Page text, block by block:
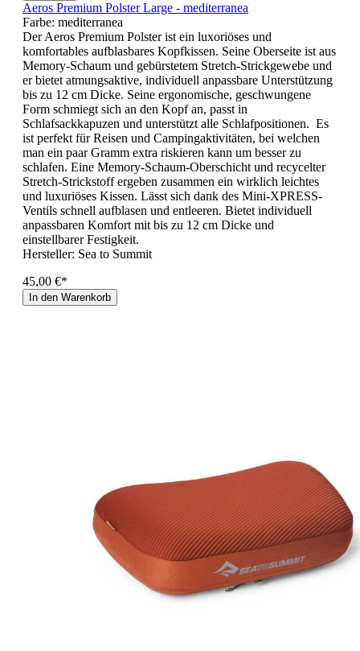
Aeros Premium Polster Large - mediterranea
Farbe: mediterranea
Der Aeros Premium Polster ist ein luxoriöses und
komfortables aufblasbares Kopfkissen. Seine Oberseite ist aus
Memory-Schaum und gebürstetem Stretch-Strickgewebe und
er bietet atmungsaktive, individuell anpassbare Unterstützung
bis zu 12 cm Dicke. Seine ergonomische, geschwungene
Form schmiegt sich an den Kopf an, passt in
Schlafsackkapuzen und unterstützt alle Schlafpositionen. Es
ist perfekt für Reisen und Campingaktivitäten, bei welchen
man ein paar Gramm extra riskieren kann um besser zu
schlafen. Eine Memory-Schaum-Oberschicht und recycelter
Stretch-Strickstoff ergeben zusammen ein wirklich leichtes
und luxuriöses Kissen. Lässt sich dank des Mini-XPRESS-
Ventils schnell aufblasen und entleeren. Bietet individuell
anpassbaren Komfort mit bis zu 12 cm Dicke und
einstellbarer Festigkeit.
Hersteller: Sea to Summit
45,00 €*
In den Warenkorb